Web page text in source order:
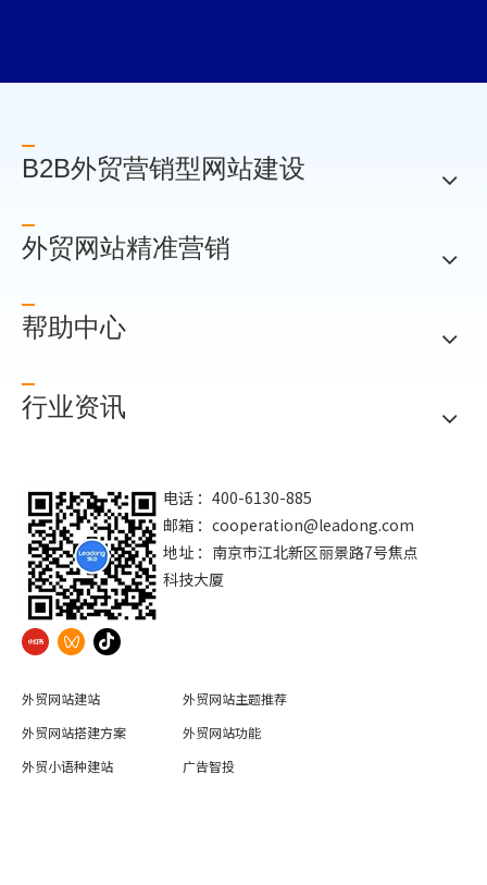
B2B外贸营销型网站建设
外贸网站精准营销
帮助中心
行业资讯
电话 ：400-6130-885
邮箱 ： cooperation@leadong.com
地址 ：南京市江北新区丽景路7号焦点
科技大厦
外贸网站建站
外贸网站主题推荐
外贸网站搭建方案
外贸网站功能
外贸小语种建站
广告智投